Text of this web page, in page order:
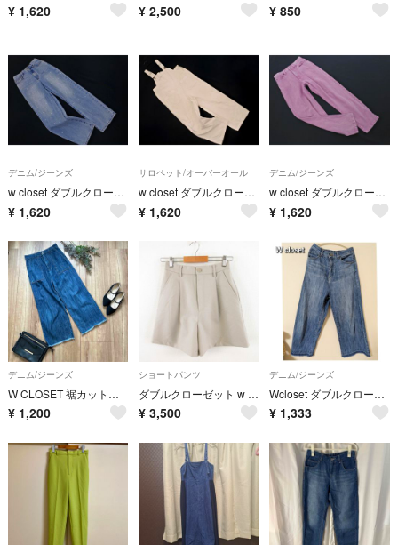
¥ 1,620 ¥ 2,500 ¥ 850
デニム/ジーンズ
w closet ダブルクローゼット ラインストーン ストレート デニムパンツ sizeF/青 ■■ レディース
¥ 1,620
サロペット/オーバーオール
w closet ダブルクローゼット サロペット オーバーオール sizeF/オフホワイト ■■ レディース
¥ 1,620
デニム/ジーンズ
w closet ダブルクローゼット テーパード デニムパンツ sizeM/ピンク ■■ レディース
¥ 1,620
デニム/ジーンズ
W CLOSET 裾カットオフのワイドパンツ
¥ 1,200
ショートパンツ
ダブルクローゼット w closet キュロット ショートパンツ グレージュ F
¥ 3,500
デニム/ジーンズ
Wcloset ダブルクローゼット デニム ワイドパンツ フリー
¥ 1,333